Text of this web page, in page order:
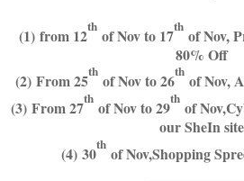
(1) from 12thof Nov to 17thof Nov,
80% Off
(2) From 25thof Nov to 26thof Nov,
(3) From 27th of Nov to 29th of
our SheIn site
(4) 30th of Nov,Shopping